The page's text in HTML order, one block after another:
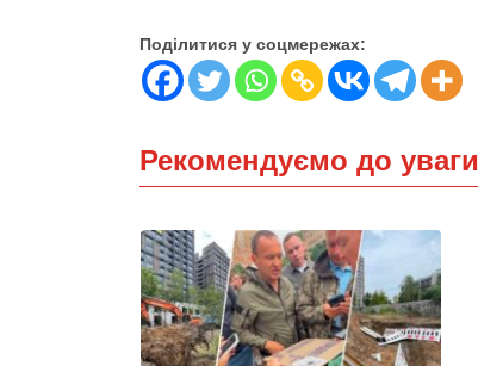
Поділитися у соцмережах:
Рекомендуємо до уваги